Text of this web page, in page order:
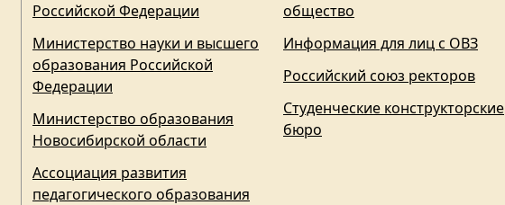
Российской Федерации
Министерство науки и высшего
образования Российской
Федерации
Министерство образования
Новосибирской области
Ассоциация развития
педагогического образования
общество
Информация для лиц с ОВЗ
Российский союз ректоров
Студенческие конструкторские
бюро